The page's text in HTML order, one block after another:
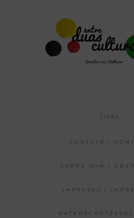
LINKS
CONTATO |
SOBRE MIM |
IMPRESSO |